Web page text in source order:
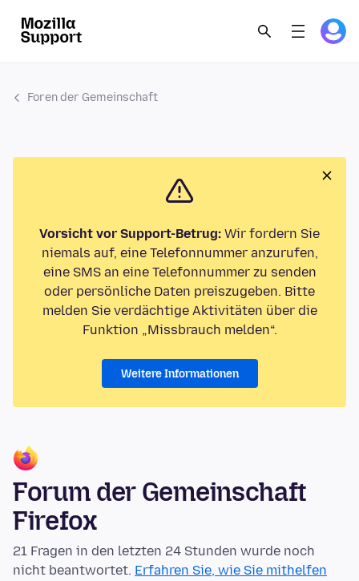
Foren der Gemeinschaft
Vorsicht vor Support-Betrug: Wir fordern Sie
niemals auf, eine Telefonnummer anzurufen,
eine SMS an eine Telefonnummer zu senden
oder persönliche Daten preiszugeben. Bitte
melden Sie verdächtige Aktivitäten über die
Funktion „Missbrauch melden“.
Weitere Informationen
Forum der Gemeinschaft
Firefox
21 Fragen in den letzten 24 Stunden wurde noch
nicht beantwortet. Erfahren Sie, wie Sie mithelfen